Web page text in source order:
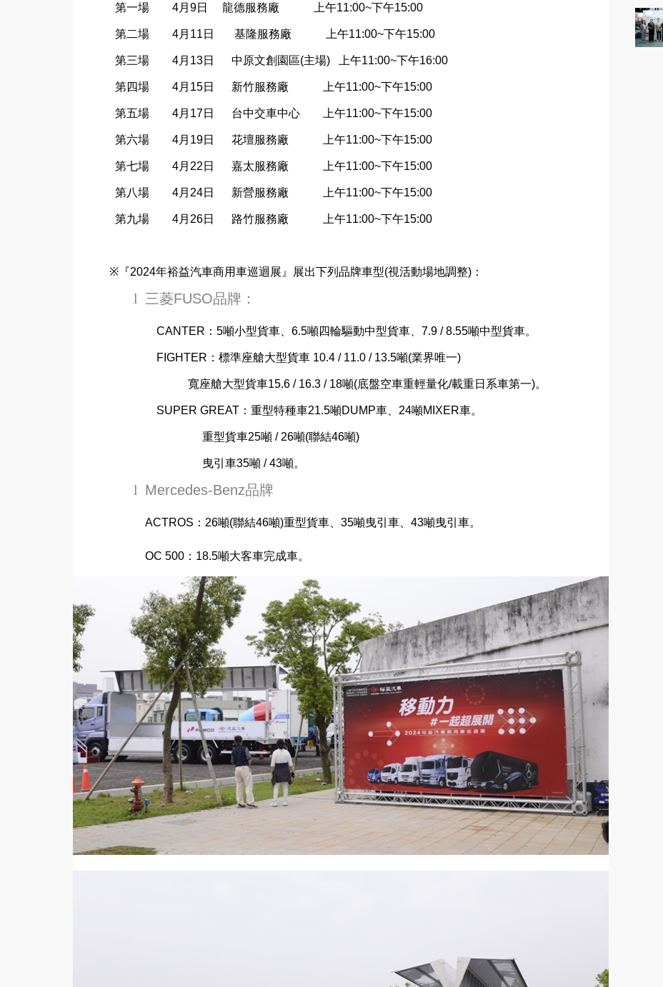
第一場 4月 9日 龍德服務廠 上午11:00~下午15:00
第二場 4月 11 日 基隆服務廠 上午11:00~下午15:00
第三場 4月 13日 中原文創園區(主場) 上午11:00~下午16:00
第四場 4月 15日 新竹服務廠 上午11:00~下午15:00
第五場 4月 17日 台中交車中心 上午11:00~下午15:00
第六場 4月 19日 花壇服務廠 上午11:00~下午15:00
第七場 4月 22 日 嘉太服務廠 上午11:00~下午15:00
第八場 4月 24日 新營服務廠 上午11:00~下午15:00
第九場 4月 26日 路竹服務廠 上午11:00~下午15:00
※『2024年裕益汽車商用車巡迴展』展出下列品牌車型(視活動場地調整)：
l 三菱FUSO品牌：
CANTER ： 5噸小型貨車、 6.5噸四輪驅動中型貨車、 7.9 / 8.55噸中型貨車。
FIGHTER ：標準座艙大型貨車10.4 / 11.0 / 13.5噸(業界唯一)
寬座艙大型貨車15.6 / 16.3 / 18噸(底盤空車重輕量化/載重日系車第一)。
SUPER GREAT：重型特種車21.5噸DUMP車、 24噸MIXER車。
重型貨車25噸 / 26噸(聯結46噸)
曳引車35噸 / 43噸。
l Mercedes-Benz品牌
ACTROS ： 26噸(聯結46噸)重型貨車、 35噸曳引車、 43噸曳引車。
OC 500： 18.5噸大客車完成車。